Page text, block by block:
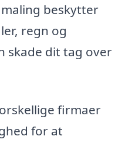
beskytter
regn og
skade dit tag over
firmaer
for at